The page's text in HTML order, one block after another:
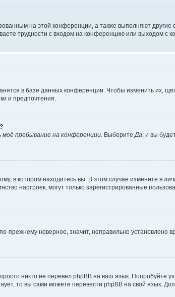
на этой конференции, а также выполняют другие
трудности с входом на конференцию или выходом с
в базе данных конференции. Чтобы изменить их,
и предпочтения.
пребывание на конференции . Выберите Да , и вы
в котором находитесь вы. В этом случае измените в
настроек, могут только зарегистрированные
прежнему неверное, значит, неправильно установлено
никто не перевёл phpBB на ваш язык. Попробуйте
то вы сами можете перевести phpBB на свой язык.